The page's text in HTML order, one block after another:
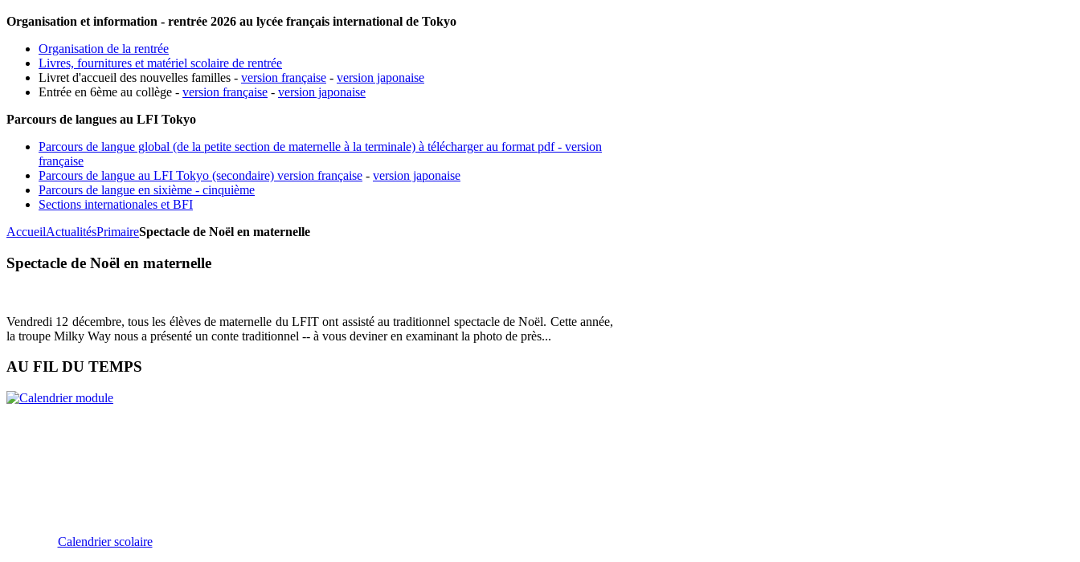
Organisation et information - rentrée 2026 au lycée français international de Tokyo
Organisation de la rentrée
Livres, fournitures et matériel scolaire de rentrée
Livret d'accueil des nouvelles familles - version française - version japonaise
Entrée en 6ème au collège - version française - version japonaise
Parcours de langues au LFI Tokyo
Parcours de langue global (de la petite section de maternelle à la terminale) à télécharger au format pdf - version
française
Parcours de langue au LFI Tokyo (secondaire) version française - version japonaise
Parcours de langue en sixième - cinquième
Sections internationales et BFI
AccueilActualitésPrimaireSpectacle de Noël en maternelle
Spectacle de Noël en maternelle
Vendredi 12 décembre, tous les élèves de maternelle du LFIT ont assisté au traditionnel spectacle de Noël. Cette année,
la troupe Milky Way nous a présenté un conte traditionnel -- à vous deviner en examinant la photo de près...
AU FIL DU TEMPS
Calendrier scolaire